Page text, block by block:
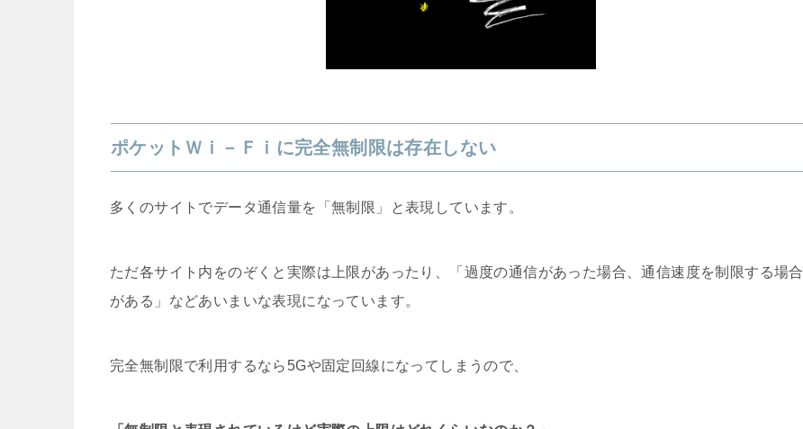
ポケットＷｉ－Ｆｉに完全無制限は存在しない
多くのサイトでデータ通信量を「無制限」と表現しています。
ただ各サイト内をのぞくと実際は上限があったり、「過度の通信があった場合、通信速度を制限する場合
がある」などあいまいな表現になっています。
完全無制限で利用するなら5Gや固定回線になってしまうので、